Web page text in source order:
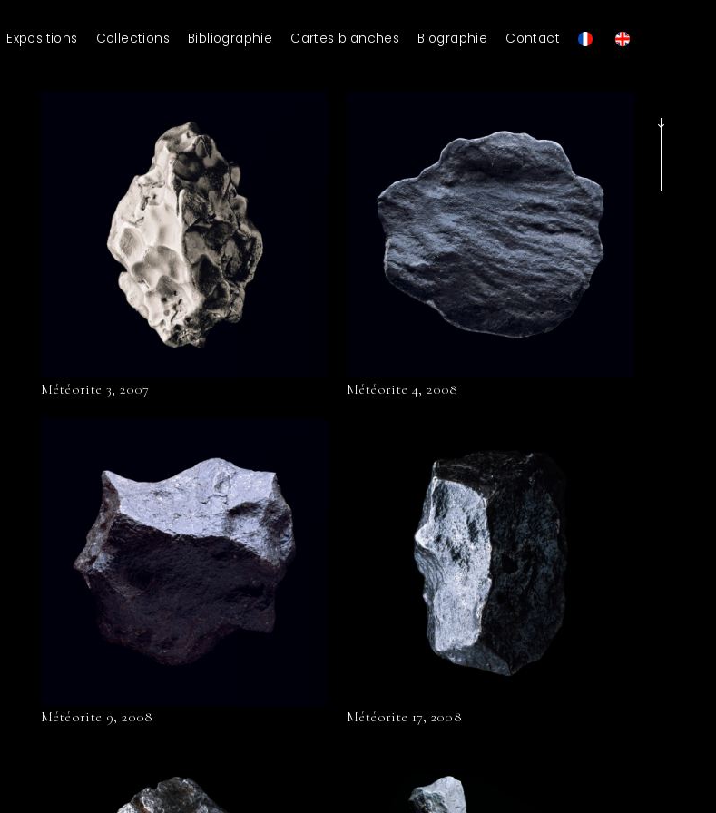
Expositions Collections Bibliographie Cartes blanches Biographie Contact
Météorite 3, 2007 Météorite 4, 2008
Météorite 9, 2008 Météorite 17, 2008